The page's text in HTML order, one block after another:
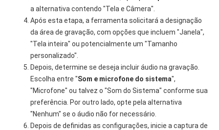
a alternativa contendo "Tela e Câmera".
Após esta etapa, a ferramenta solicitará a designação
da área de gravação, com opções que incluem "Janela",
"Tela inteira" ou potencialmente um "Tamanho
personalizado".
Depois, determine se deseja incluir áudio na gravação.
Escolha entre "Som e microfone do sistema",
"Microfone" ou talvez o "Som do Sistema" conforme sua
preferência. Por outro lado, opte pela alternativa
"Nenhum" se o áudio não for necessário.
Depois de definidas as configurações, inicie a captura de